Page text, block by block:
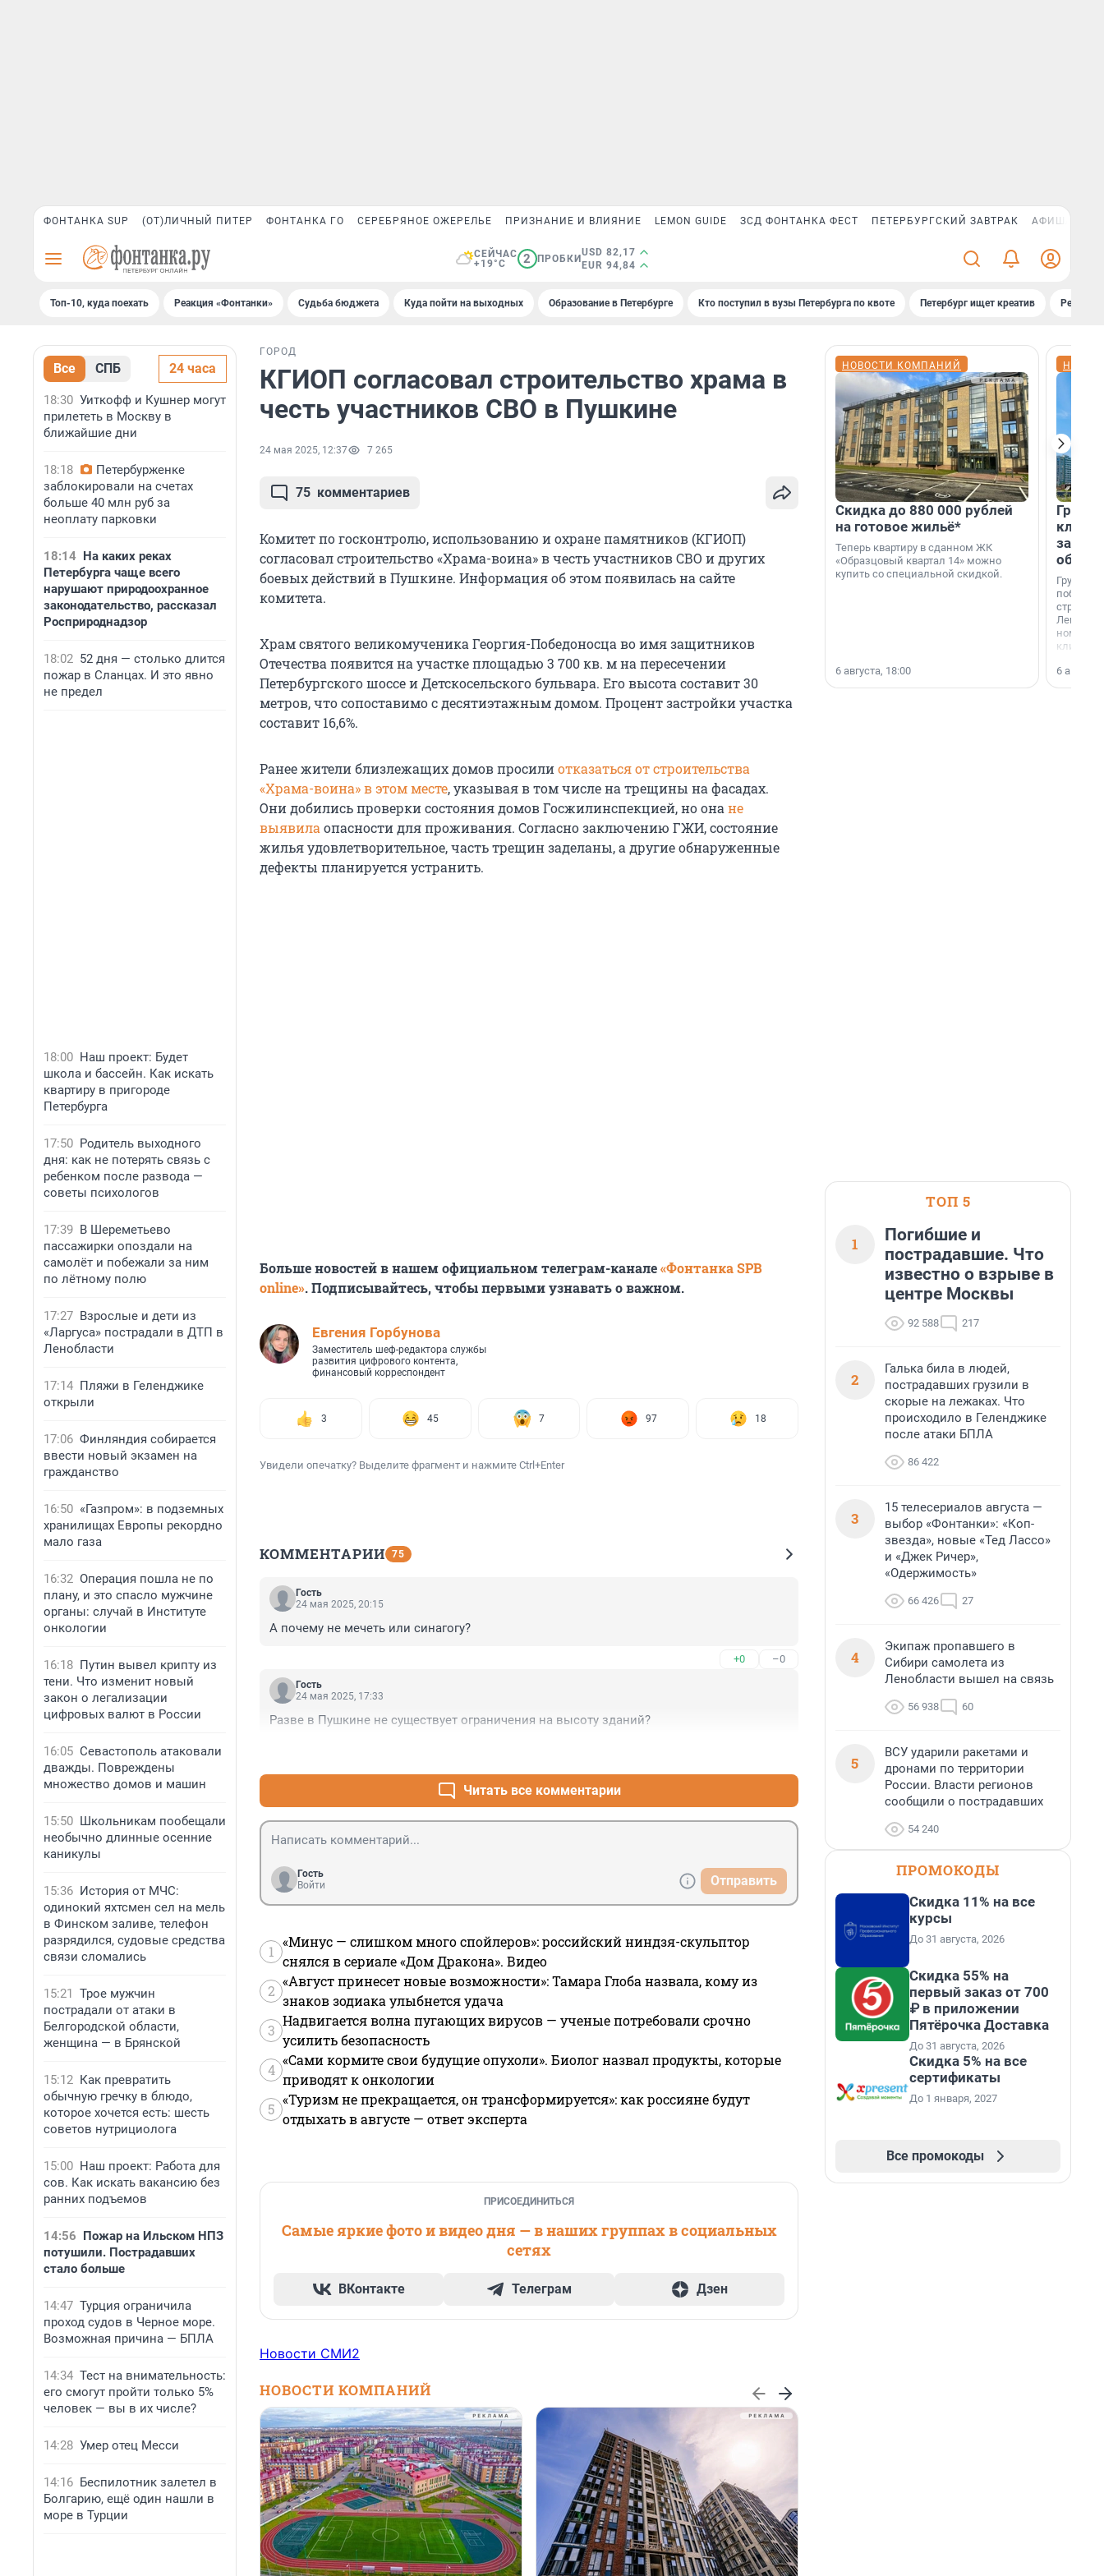
ФОНТАНКА SUP (ОТ)ЛИЧНЫЙ ПИТЕР ФОНТАНКА ГО СЕРЕБРЯНОЕ ОЖЕРЕЛЬЕ ПРИЗНАНИЕ И ВЛИЯНИЕ LEMON GUIDE ЗСД ФОНТАНКА ФЕСТ ПЕТЕРБУРГСКИЙ ЗАВТРАК АФИША PLUS
СЕЙЧАС
+19°C
2 ПРОБКИ
USD 82,17
EUR 94,84
Топ-10, куда поехать Реакция «Фонтанки» Судьба бюджета Куда пойти на выходных Образование в Петербурге Кто поступил в вузы Петербурга по квоте Петербург ищет креатив
Все СПБ 24 часа
18:30 Уиткофф и Кушнер могут
прилететь в Москву в
ближайшие дни
18:18
Петербурженке
заблокировали на счетах
больше 40 млн руб за
неоплату парковки
18:14 На каких реках
Петербурга чаще всего
нарушают природоохранное
законодательство, рассказал
Росприроднадзор
18:02 52 дня — столько длится
пожар в Сланцах. И это явно
не предел
18:00 Наш проект: Будет
школа и бассейн. Как искать
квартиру в пригороде
Петербурга
17:50 Родитель выходного
дня: как не потерять связь с
ребенком после развода —
советы психологов
17:39 В Шереметьево
пассажирки опоздали на
самолёт и побежали за ним
по лётному полю
17:27 Взрослые и дети из
«Ларгуса» пострадали в ДТП в
Ленобласти
17:14 Пляжи в Геленджике
открыли
17:06 Финляндия собирается
ввести новый экзамен на
гражданство
16:50 «Газпром»: в подземных
хранилищах Европы рекордно
мало газа
16:32 Операция пошла не по
плану, и это спасло мужчине
органы: случай в Институте
онкологии
16:18 Путин вывел крипту из
тени. Что изменит новый
закон о легализации
цифровых валют в России
16:05 Севастополь атаковали
дважды. Повреждены
множество домов и машин
15:50 Школьникам пообещали
необычно длинные осенние
каникулы
15:36 История от МЧС:
одинокий яхтсмен сел на мель
в Финском заливе, телефон
разрядился, судовые средства
связи сломались
15:21 Трое мужчин
пострадали от атаки в
Белгородской области,
женщина — в Брянской
15:12 Как превратить
обычную гречку в блюдо,
которое хочется есть: шесть
советов нутрициолога
15:00 Наш проект: Работа для
сов. Как искать вакансию без
ранних подъемов
14:56 Пожар на Ильском НПЗ
потушили. Пострадавших
стало больше
14:47 Турция ограничила
проход судов в Черное море.
Возможная причина — БПЛА
14:34 Тест на внимательность:
его смогут пройти только 5%
человек — вы в их числе?
14:28 Умер отец Месси
14:16 Беспилотник залетел в
Болгарию, ещё один нашли в
море в Турции
ГОРОД
КГИОП согласовал строительство храма в
честь участников СВО в Пушкине
24 мая 2025, 12:37 7 265
75 комментариев
Комитет по госконтролю, использованию и охране памятников (КГИОП)
согласовал строительство «Храма-воина» в честь участников СВО и других
боевых действий в Пушкине. Информация об этом появилась на сайте
комитета.
Храм святого великомученика Георгия-Победоносца во имя защитников
Отечества появится на участке площадью 3 700 кв. м на пересечении
Петербургского шоссе и Детскосельского бульвара. Его высота составит 30
метров, что сопоставимо с десятиэтажным домом. Процент застройки участка
составит 16,6%.
Ранее жители близлежащих домов просилиотказаться от строительства
«Храма-воина» в этом месте, указывая в том числе на трещины на фасадах.
Они добились проверки состояния домов Госжилинспекцией, но она не
выявила опасности для проживания. Согласно заключению ГЖИ, состояние
жилья удовлетворительное, часть трещин заделаны, а другие обнаруженные
дефекты планируется устранить.
Больше новостей в нашем официальном телеграм-канале«Фонтанка SPB
online». Подписывайтесь, чтобы первыми узнавать о важном.
Евгения Горбунова
Заместитель шеф-редактора службы
развития цифрового контента,
финансовый корреспондент
3 45 7 97 18
Увидели опечатку? Выделите фрагмент и нажмите Ctrl+Enter
КОММЕНТАРИИ 75
Гость
24 мая 2025, 20:15
А почему не мечеть или синагогу?
+0 –0
Гость
24 мая 2025, 17:33
Разве в Пушкине не существует ограничения на высоту зданий?
Читать все комментарии
Гость
Войти
Отправить
1
«Минус — слишком много спойлеров»: российский ниндзя-скульптор
снялся в сериале «Дом Дракона». Видео
2
«Август принесет новые возможности»: Тамара Глоба назвала, кому из
знаков зодиака улыбнется удача
3
Надвигается волна пугающих вирусов — ученые потребовали срочно
усилить безопасность
4
«Сами кормите свои будущие опухоли». Биолог назвал продукты, которые
приводят к онкологии
5
«Туризм не прекращается, он трансформируется»: как россияне будут
отдыхать в августе — ответ эксперта
ПРИСОЕДИНИТЬСЯ
Самые яркие фото и видео дня — в наших группах в социальных
сетях
ВКонтакте Телеграм Дзен
Новости СМИ2
НОВОСТИ КОМПАНИЙ
НОВОСТИ КОМПАНИЙ
Скидка до 880 000 рублей
на готовое жильё*
Теперь квартиру в сданном ЖК
«Образцовый квартал 14» можно
купить со специальной скидкой.
6 августа, 18:00
Группа
области».
6
ТОП 5
1
Погибшие и
пострадавшие. Что
известно о взрыве в
центре Москвы
92 588 217
2
Галька била в людей,
пострадавших грузили в
скорые на лежаках. Что
происходило в Геленджике
после атаки БПЛА
86 422
3
15 телесериалов августа —
выбор «Фонтанки»: «Коп-
звезда», новые «Тед Лассо»
и «Джек Ричер»,
«Одержимость»
66 426 27
4
Экипаж пропавшего в
Сибири самолета из
Ленобласти вышел на связь
56 938 60
5
ВСУ ударили ракетами и
дронами по территории
России. Власти регионов
сообщили о пострадавших
54 240
ПРОМОКОДЫ
Скидка 11% на все
курсы
До 31 августа, 2026
Скидка 55% на
первый заказ от 700
₽ в приложении
Пятёрочка Доставка
До 31 августа, 2026
Скидка 5% на все
сертификаты
До 1 января, 2027
Все промокоды